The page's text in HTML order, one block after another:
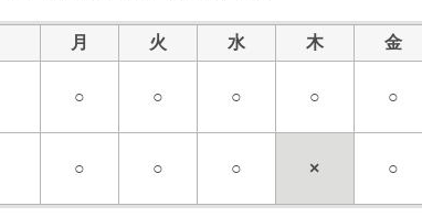
月 火 水 木 金
○ ○ ○ ○ ○
○ ○ ○ × ○